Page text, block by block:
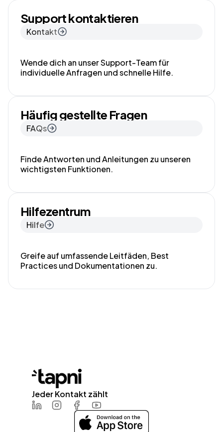
Support kontaktieren
Kontakt
Wende dich an unser Support-Team für
individuelle Anfragen und schnelle Hilfe.
Häufig gestellte Fragen
FAQs
Finde Antworten und Anleitungen zu unseren
wichtigsten Funktionen.
Hilfezentrum
Hilfe
Greife auf umfassende Leitfäden, Best
Practices und Dokumentationen zu.
Jeder Kontakt zählt
InstagramFacebookYoutube